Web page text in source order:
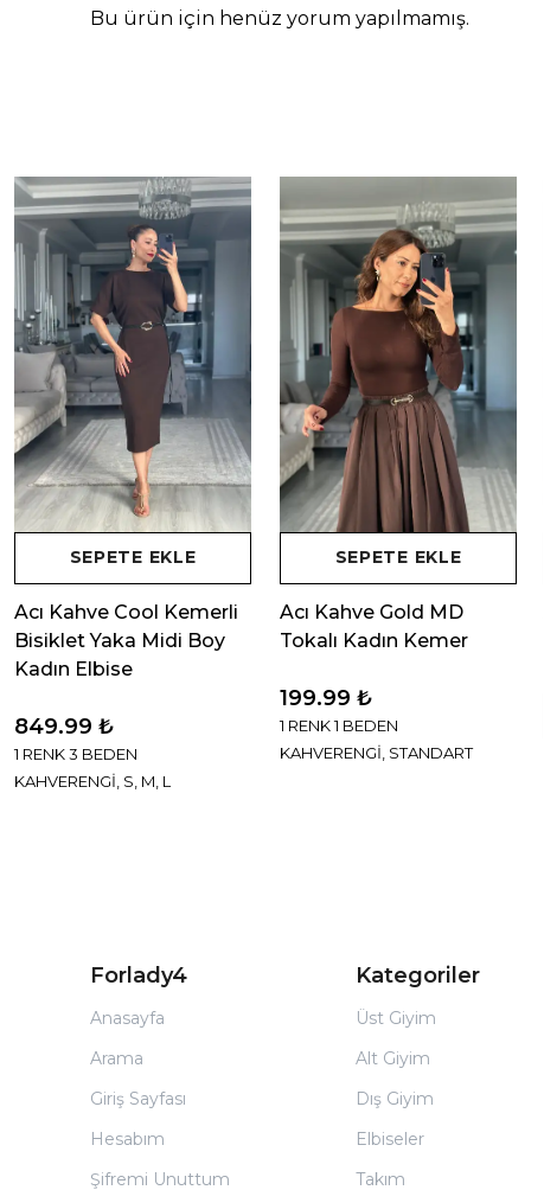
Bu ürün için henüz yorum yapılmamış.
SEPETE EKLE
Acı Kahve Cool Kemerli
Bisiklet Yaka Midi Boy
Kadın Elbise
849.99 ₺
1 RENK 3 BEDEN
KAHVERENGİ, S, M, L
SEPETE EKLE
Acı Kahve Gold MD
Tokalı Kadın Kemer
199.99 ₺
1 RENK 1 BEDEN
KAHVERENGİ, STANDART
Forlady4
Anasayfa
Arama
Giriş Sayfası
Hesabım
Şifremi Unuttum
Kategoriler
Üst Giyim
Alt Giyim
Dış Giyim
Elbiseler
Takım